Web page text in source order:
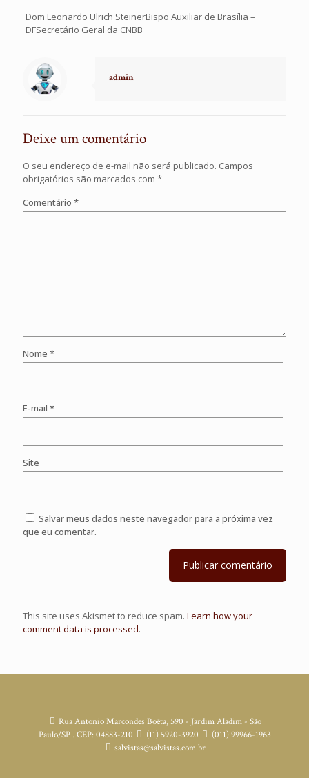
Dom Leonardo Ulrich SteinerBispo Auxiliar de Brasília –
DFSecretário Geral da CNBB
admin
Deixe um comentário
O seu endereço de e-mail não será publicado. Campos
obrigatórios são marcados com *
Comentário *
Nome *
E-mail *
Site
Salvar meus dados neste navegador para a próxima vez
que eu comentar.
This site uses Akismet to reduce spam. Learn how your
comment data is processed.
Rua Antonio Marcondes Boêta, 590 - Jardim Aladim - São
Paulo/SP . CEP: 04883-210
(11) 5920-3920
(011) 99966-1963
salvistas@salvistas.com.br